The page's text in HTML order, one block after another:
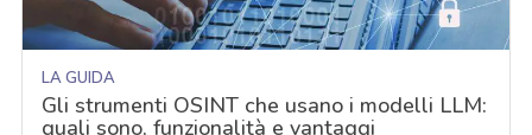
LA GUIDA
Gli strumenti OSINT che usano i modelli LLM:
quali sono, funzionalità e vantaggi